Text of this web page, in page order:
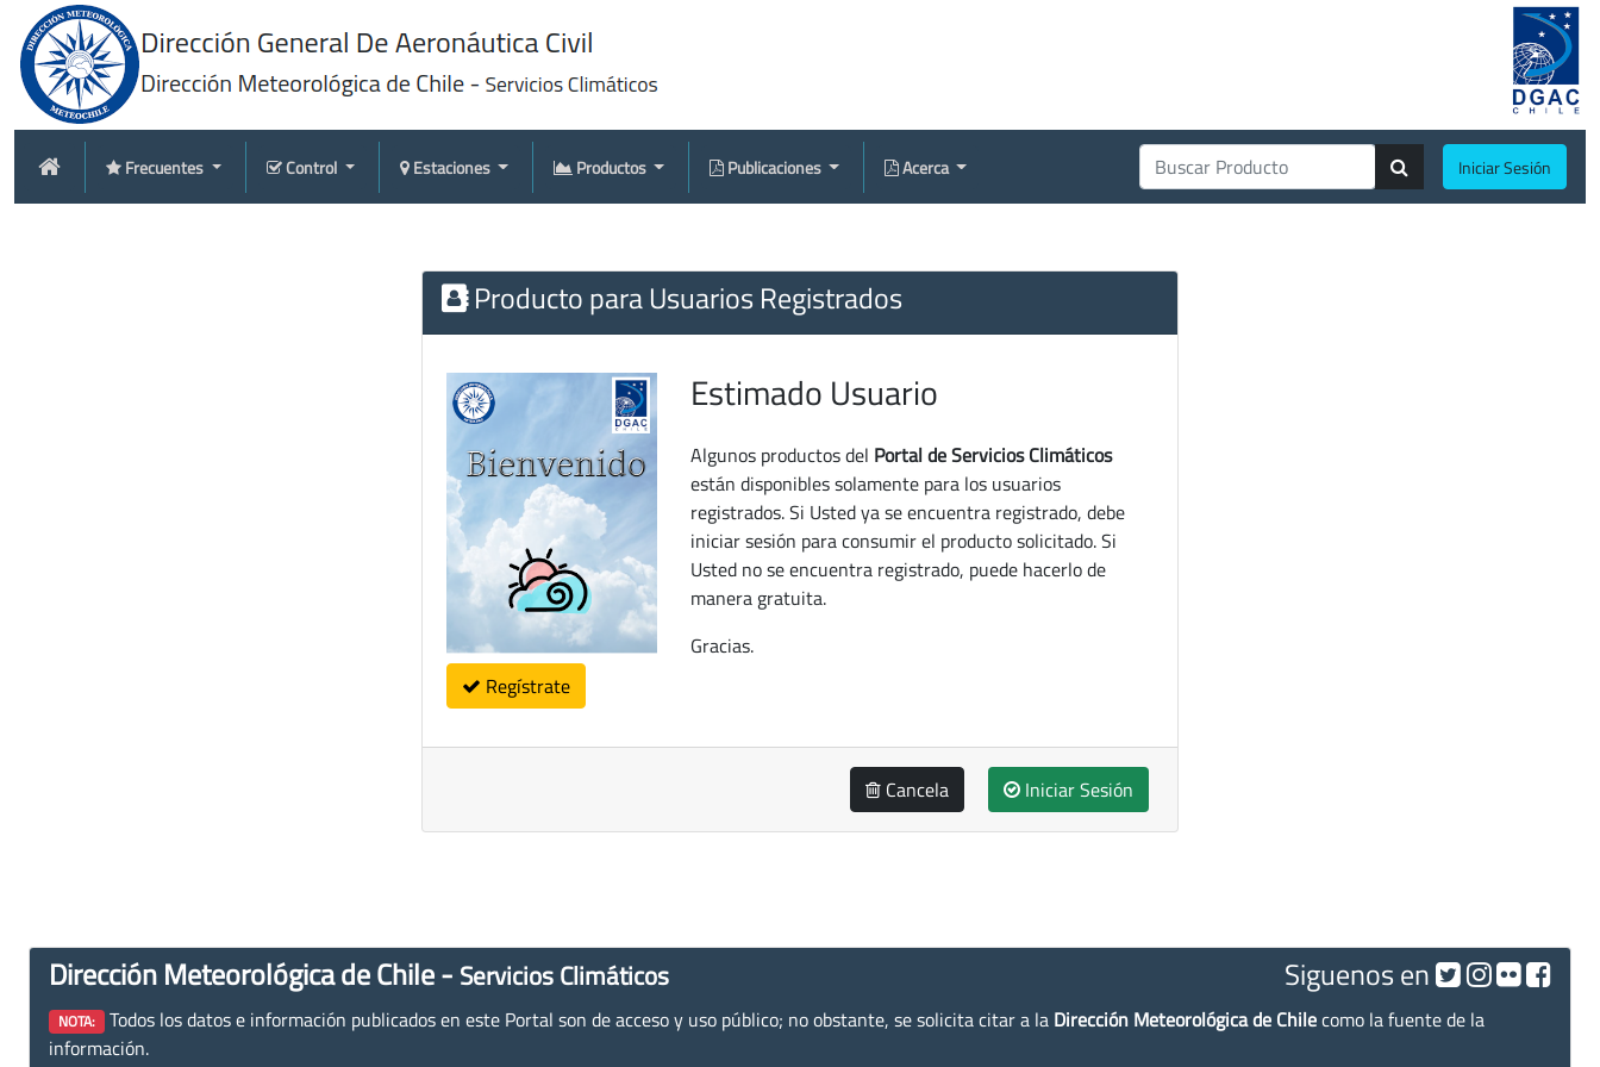
Frecuentes Control Estaciones Productos Publicaciones Acerca Iniciar Sesión
Producto para Usuarios Registrados
Regístrate
Estimado Usuario
Algunos productos del Portal de Servicios Climáticos
están disponibles solamente para los usuarios
registrados. Si Usted ya se encuentra registrado, debe
iniciar sesión para consumir el producto solicitado. Si
Usted no se encuentra registrado, puede hacerlo de
manera gratuita.
Gracias.
Cancela Iniciar Sesión
Dirección Meteorológica de Chile - Servicios Climáticos Siguenos en
NOTA: Todos los datos e información publicados en este Portal son de acceso y uso público; no obstante, se solicita citar a la Dirección Meteorológica de Chilecomo la fuente de la
información.